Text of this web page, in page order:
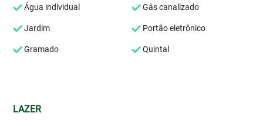
Água individual Gás canalizado
Jardim Portão eletrônico
Gramado Quintal
LAZER